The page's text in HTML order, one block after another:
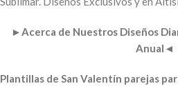
►Acerca de Nuestros Diseños
Anual ◄
Plantillas de San Valentín parejas